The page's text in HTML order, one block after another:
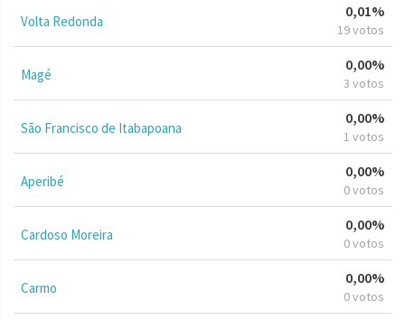
Volta Redonda
0,01%
19 votos
Magé
0,00%
3 votos
São Francisco de Itabapoana
0,00%
1 votos
Aperibé
0,00%
0 votos
Cardoso Moreira
0,00%
0 votos
Carmo
0,00%
0 votos